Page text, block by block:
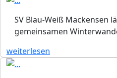
SV Blau-Weiß Mackensen
gemeinsamen
weiterlesen